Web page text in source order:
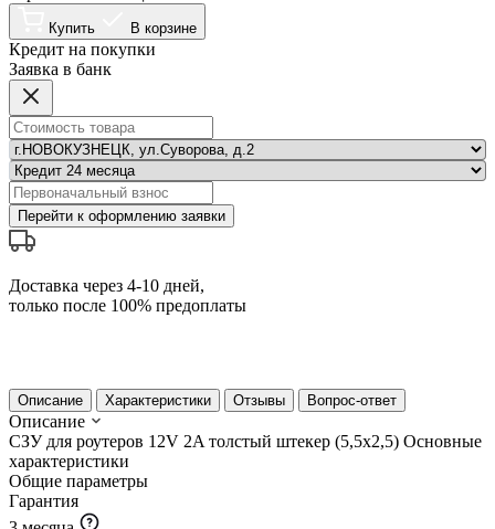
Купить В корзине
Кредит на покупки
Заявка в банк
Перейти к оформлению заявки
Доставка через 4-10 дней,
только после 100% предоплаты
Описание Характеристики Отзывы Вопрос-ответ
Описание
СЗУ для роутеров 12V 2A толстый штекер (5,5х2,5) Основные
характеристики
Общие параметры
Гарантия